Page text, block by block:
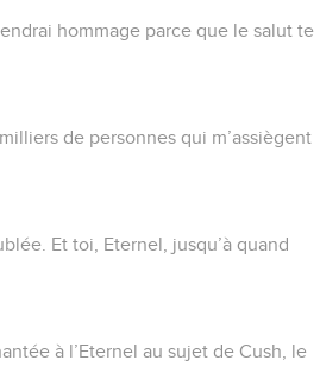
hommage parce que le salut te
de personnes qui m’assiègent
Et toi, Eternel, jusqu’à quand
à l’Eternel au sujet de Cush, le